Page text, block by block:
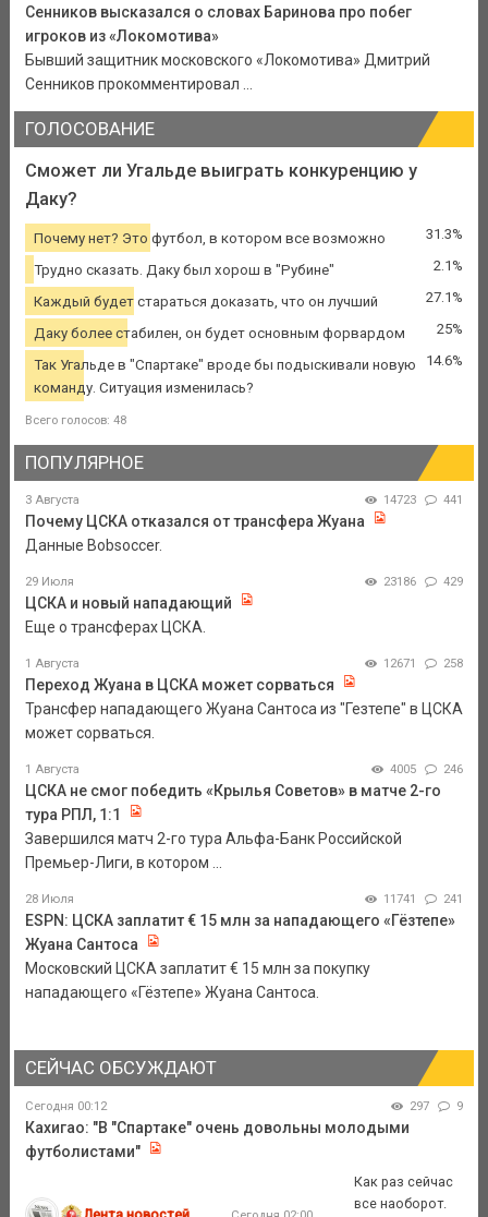
Сенников высказался о словах Баринова про побег
игроков из «Локомотива»
Бывший защитник московского «Локомотива» Дмитрий
Сенников прокомментировал ...
ГОЛОСОВАНИЕ
Сможет ли Угальде выиграть конкуренцию у
Даку?
Почему нет? Это футбол, в котором все возможно 31.3%
Трудно сказать. Даку был хорош в "Рубине" 2.1%
Каждый будет стараться доказать, что он лучший 27.1%
Даку более стабилен, он будет основным форвардом 25%
Так Угальде в "Спартаке" вроде бы подыскивали новую
команду. Ситуация изменилась?
14.6%
Всего голосов: 48
ПОПУЛЯРНОЕ
3 Августа 14723 441
Почему ЦСКА отказался от трансфера Жуана
Данные Bobsoccer.
29 Июля 23186 429
ЦСКА и новый нападающий
Еще о трансферах ЦСКА.
1 Августа 12671 258
Переход Жуана в ЦСКА может сорваться
Трансфер нападающего Жуана Сантоса из "Гезтепе" в ЦСКА
может сорваться.
1 Августа 4005 246
ЦСКА не смог победить «Крылья Советов» в матче 2-го
тура РПЛ, 1:1
Завершился матч 2-го тура Альфа-Банк Российской
Премьер-Лиги, в котором ...
28 Июля 11741 241
ESPN: ЦСКА заплатит € 15 млн за нападающего «Гёзтепе»
Жуана Сантоса
Московский ЦСКА заплатит € 15 млн за покупку
нападающего «Гёзтепе» Жуана Сантоса.
СЕЙЧАС ОБСУЖДАЮТ
Сегодня 00:12 297 9
Кахигао: "В "Спартаке" очень довольны молодыми
футболистами"
Как раз сейчас
все наоборот.